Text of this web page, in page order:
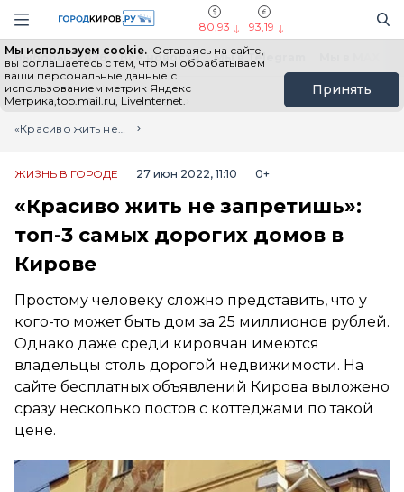
Навигация сайта
80,93 93,19
Мы используем cookie. Оставаясь на сайте,
вы соглашаетесь с тем, что мы обрабатываем
ваши персональные данные с
использованием метрик Яндекс
Метрика,top.mail.ru, LiveInternet.
Принять
Выборы - 2026 Все новости Мы в Telegram
Главная
Лента новостей
«Красиво жить не запретишь»: топ-3 самых дорогих домов в Кирове
ЖИЗНЬ В ГОРОДЕ 27 июн 2022, 11:10 0+
«Красиво жить не запретишь»:
топ-3 самых дорогих домов в
Кирове
Простому человеку сложно представить, что у
кого-то может быть дом за 25 миллионов рублей.
Однако даже среди кировчан имеются
владельцы столь дорогой недвижимости. На
сайте бесплатных объявлений Кирова выложено
сразу несколько постов с коттеджами по такой
цене.